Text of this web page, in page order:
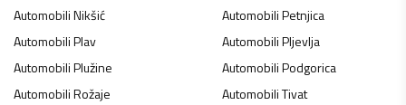
AutomobiliNikšić AutomobiliPetnjica
AutomobiliPlav AutomobiliPljevlja
AutomobiliPlužine AutomobiliPodgorica
AutomobiliRožaje AutomobiliTivat